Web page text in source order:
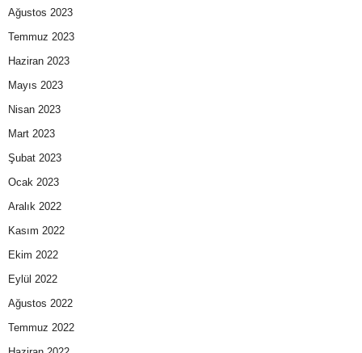
Ağustos 2023
Temmuz 2023
Haziran 2023
Mayıs 2023
Nisan 2023
Mart 2023
Şubat 2023
Ocak 2023
Aralık 2022
Kasım 2022
Ekim 2022
Eylül 2022
Ağustos 2022
Temmuz 2022